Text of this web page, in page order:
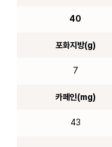
40
포화지방(g)
7
카페인(mg)
43